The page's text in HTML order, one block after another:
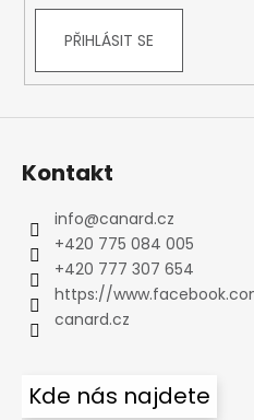
PŘIHLÁSIT SE
Kontakt
info@canard.cz
+420 775 084 005
+420 777 307 654
https://
canard.cz
Kde nás najdete